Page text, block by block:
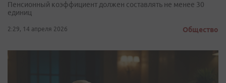
Пенсионный коэффициент должен составлять не менее 30
единиц
2:29, 14 апреля 2026 Общество